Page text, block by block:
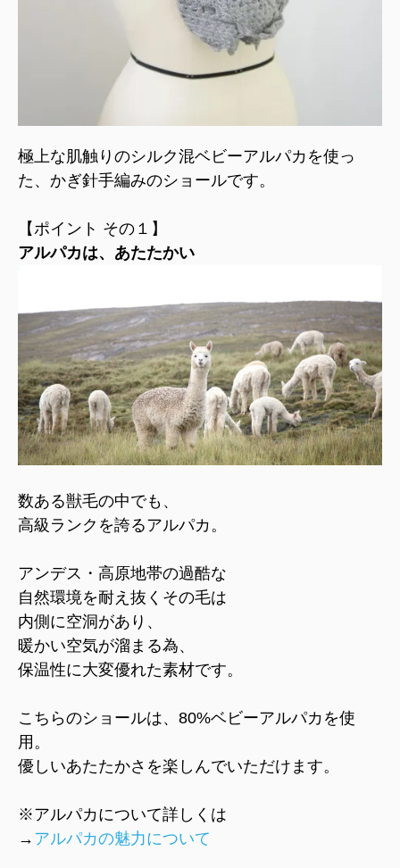
極上な肌触りのシルク混ベビーアルパカを使っ
た、かぎ針手編みのショールです。
【ポイント その１】
アルパカは、あたたかい
数ある獣毛の中でも、
高級ランクを誇るアルパカ。
アンデス・高原地帯の過酷な
自然環境を耐え抜くその毛は
内側に空洞があり、
暖かい空気が溜まる為、
保温性に大変優れた素材です。
こちらのショールは、80%ベビーアルパカを使
用。
優しいあたたかさを楽しんでいただけます。
※アルパカについて詳しくは
→ アルパカの魅力について